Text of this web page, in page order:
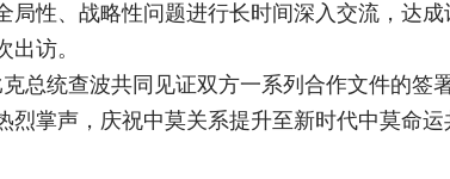
性、战略性问题进行长时间深入交流，达成
访。
总统查波共同见证双方一系列合作文件的签署
掌声，庆祝中莫关系提升至新时代中莫命运